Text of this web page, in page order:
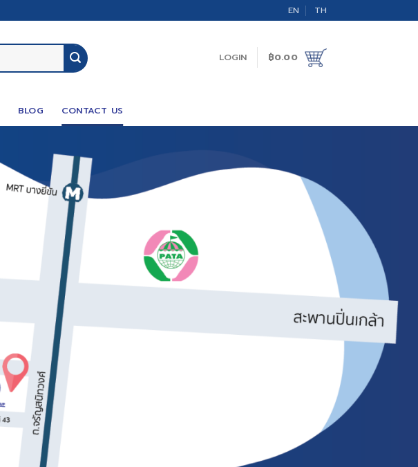
EN TH
LOGIN ฿0.00
BLOG CONTACT US